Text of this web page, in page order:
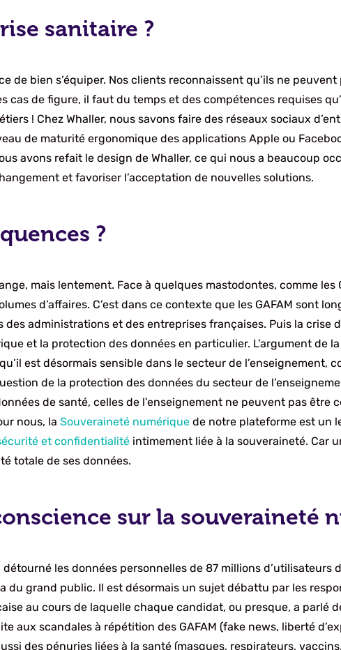
sanitaire ?
de bien s’équiper. Nos clients reconnaissent qu’ils ne
cas de figure, il faut du temps et des compétences requises
! Chez Whaller, nous savons faire des réseaux sociaux
de maturité ergonomique des applications Apple ou
avons refait le design de Whaller, ce qui nous a beaucoup
et favoriser l’acceptation de nouvelles solutions.
?
mais lentement. Face à quelques mastodontes, comme les
d’affaires. C’est dans ce contexte que les GAFAM sont
administrations et des entreprises françaises. Puis la crise
et la protection des données en particulier. L’argument de
est désormais sensible dans le secteur de l’enseignement,
de la protection des données du secteur de
de santé, celles de l’enseignement ne peuvent pas être
nous, laSouveraineté numérique de notre plateforme est un
et confidentialité intimement liée à la souveraineté. Car
totale de ses données.
sur la souveraineté
détourné les données personnelles de 87 millions d’utilisateurs
du grand public. Il est désormais un sujet débattu par les
au cours de laquelle chaque candidat, ou presque, a parlé
aux scandales à répétition des GAFAM (fake news, liberté
des pénuries liées à la santé (masques, respirateurs,